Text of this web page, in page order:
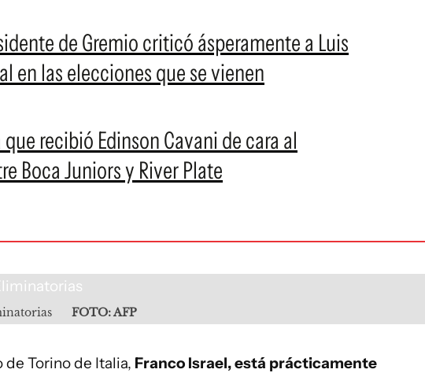
de Gremio criticó ásperamente a Luis
en las elecciones que se vienen
recibió Edinson Cavani de cara al
Boca Juniors y River Plate
FOTO: AFP
de Torino de Italia, Franco Israel, está prácticamente